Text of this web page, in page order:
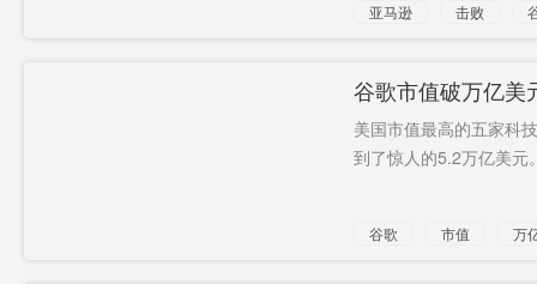
亚马逊 击败
谷歌市值破万亿美
美国市值最高的五家科
到了惊人的5.2万亿美元
谷歌 市值
万